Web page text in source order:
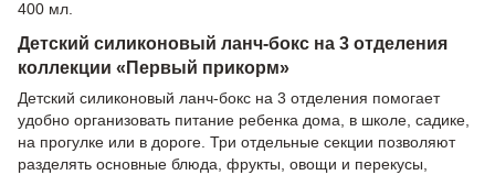
400 мл.
Детский силиконовый ланч-бокс на 3 отделения
коллекции «Первый прикорм»
Детский силиконовый ланч-бокс на 3 отделения помогает
удобно организовать питание ребенка дома, в школе, садике,
на прогулке или в дороге. Три отдельные секции позволяют
разделять основные блюда, фрукты, овощи и перекусы,